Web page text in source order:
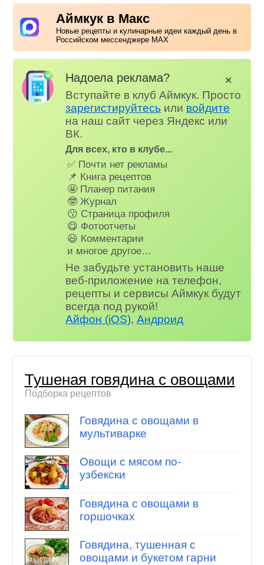
Аймкук в Макс
Новые рецепты и кулинарные идеи каждый день в
Российском мессенджере MAX
Надоела реклама?
Вступайте в клуб Аймкук. Просто
зарегистируйтесь или войдите
на наш сайт через Яндекс или
ВК.
Для всех, кто в клубе...
✅ Почти нет рекламы
📌 Книга рецептов
🤩 Планер питания
🤓 Журнал
😗 Страница профиля
😋 Фотоотчеты
😃 Комментарии
и многое другое…
Не забудьте установить наше
веб-приложение на телефон,
рецепты и сервисы Аймкук будут
всегда под рукой!
Айфон (iOS),Андроид
✕
Тушеная говядина с овощами
Подборка рецептов
Говядина с овощами в
мультиварке
Овощи с мясом по-
узбекски
Говядина с овощами в
горшочках
Говядина, тушенная с
овощами и букетом гарни